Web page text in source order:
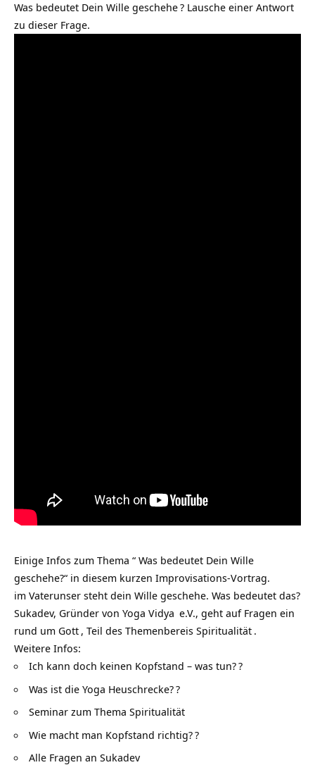
Was bedeutet Dein Wille geschehe? Lausche einer Antwort
zu dieser Frage.
Einige Infos zum Thema “ Was bedeutet Dein Wille
geschehe?“ in diesem kurzen Improvisations-Vortrag.
im Vaterunser steht dein Wille geschehe. Was bedeutet das?
Sukadev, Gründer von Yoga Vidya e.V., geht auf Fragen ein
rund um Gott , Teil des Themenbereis Spiritualität .
Weitere Infos:
Ich kann doch keinen Kopfstand – was tun??
Was ist die Yoga Heuschrecke??
Seminar zum Thema Spiritualität
Wie macht man Kopfstand richtig??
Alle Fragen an Sukadev